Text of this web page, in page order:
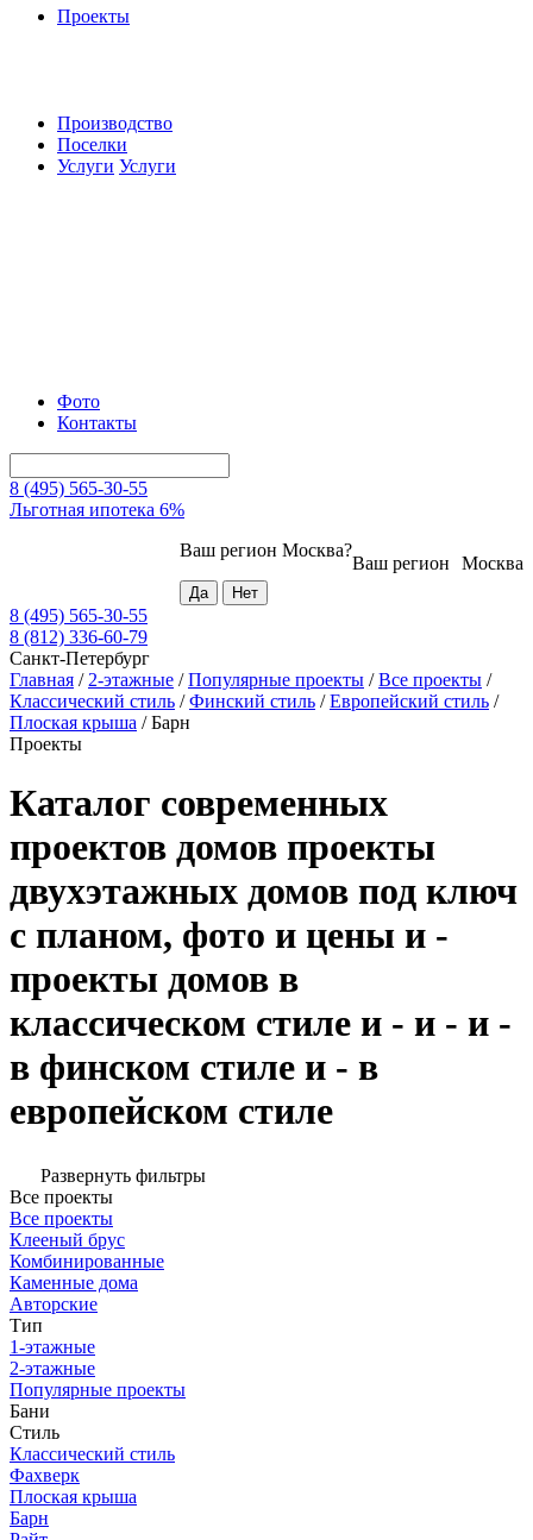
Проекты
Производство
Поселки
Услуги Услуги
Фото
Контакты
8 (495) 565-30-55
Льготная ипотека 6%
Москва
Ваш регион
Ваш регион Москва?
8 (495) 565-30-55
8 (812) 336-60-79
Санкт-Петербург
Главная / 2-этажные /Популярные проекты /Все проекты /
Классический стиль /Финский стиль /Европейский стиль /
Плоская крыша /Барн
Проекты
Каталог современных
проектов домов проекты
двухэтажных домов под ключ
с планом, фото и цены и -
проекты домов в
классическом стиле и - и - и -
в финском стиле и - в
европейском стиле
Развернуть фильтры
Все проекты
Все проекты
Клееный брус
Комбинированные
Каменные дома
Авторские
Тип
1-этажные
2-этажные
Популярные проекты
Бани
Стиль
Классический стиль
Фахверк
Плоская крыша
Барн